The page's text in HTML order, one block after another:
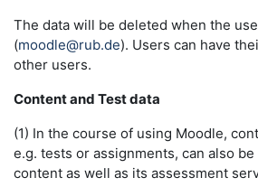
The data will be deleted when the
(moodle@rub.de). Users can have
other users.
Content and Test data
(1) In the course of using Moodle,
e.g. tests or assignments, can also
content as well as its assessment